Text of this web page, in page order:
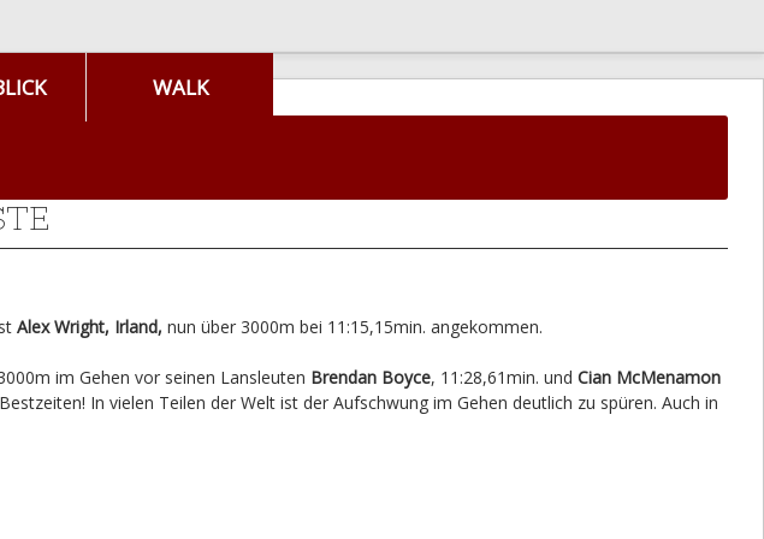
WALK
Alex Wright, Irland, nun über 3000m bei 11:15,15min. angekommen.
im Gehen vor seinen Lansleuten Brendan Boyce, 11:28,61min. und Cian McMenamon
In vielen Teilen der Welt ist der Aufschwung im Gehen deutlich zu spüren. Auch in